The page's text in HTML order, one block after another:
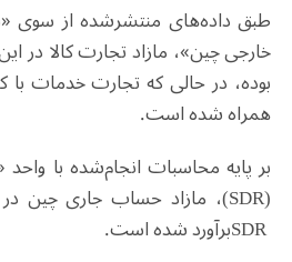
طبق داده‌های منتشرشده از سوی
همراه شده است.
بر پایه محاسبات انجام‌شده با
(SDR)، مازاد حساب جاری چین در این دوره
SDRبرآورد شده است.